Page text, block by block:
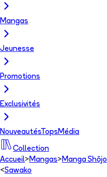
Mangas
Jeunesse
Promotions
Exclusivités
NouveautésTops Média
Collection
Accueil> Mangas> Manga Shōjo
<Sawako